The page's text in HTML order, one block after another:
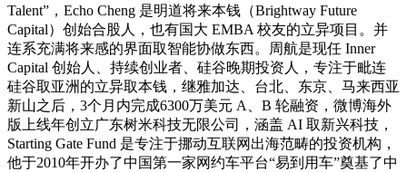
Talent”，Echo Cheng 是明道将来本钱（Brightway Future
Capital）创始合股人，也有国大 EMBA 校友的立异项目。并
连系充满将来感的界面取智能协做东西。周航是现任 Inner
Capital 创始人、持续创业者、硅谷晚期投资人，专注于毗连
硅谷取亚洲的立异取本钱，继雅加达、台北、东京、马来西亚
新山之后，3个月内完成6300万美元 A、B 轮融资，微博海外
版上线年创立广东树米科技无限公司，涵盖 AI 取新兴科技，
Starting Gate Fund 是专注于挪动互联网出海范畴的投资机构，
他于2010年开办了中国第一家网约车平台“易到用车”奠基了中